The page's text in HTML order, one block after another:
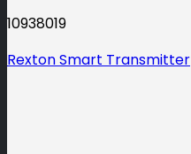
10938019
Rexton Smart Transmitter